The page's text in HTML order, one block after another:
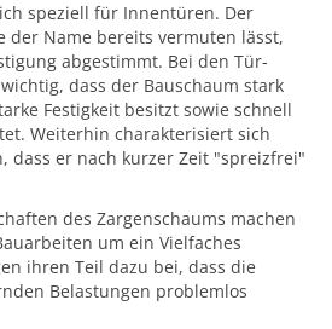
speziell für Innentüren. Der
der Name bereits vermuten lässt,
abgestimmt. Bei den Tür-
dass der Bauschaum stark
Festigkeit besitzt sowie schnell
Weiterhin charakterisiert sich
dass er nach kurzer Zeit "spreizfrei"
des Zargenschaums machen
um ein Vielfaches
ihren Teil dazu bei, dass die
Belastungen problemlos